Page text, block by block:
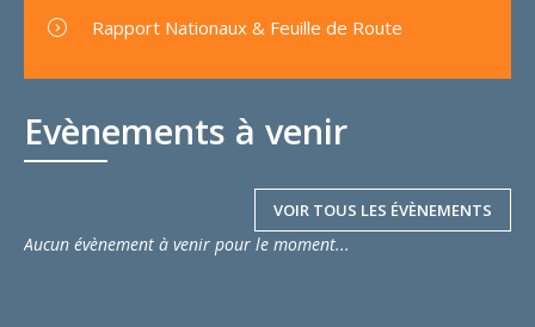
Evènements à venir
VOIR TOUS LES ÉVÈNEMENTS
Aucun évènement à venir pour le moment...
Rapport Nationaux & Feuille de Route